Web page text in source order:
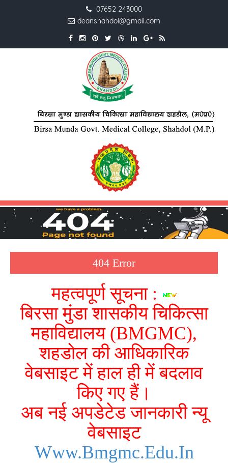
07652 243000
deanshahdol@gmail.com
404 Error
महत्वपूर्ण सूचना :
बिरसा मुंडा शासकीय चिकित्सा
महाविद्यालय (BMGMC),
शहडोल की आधिकारिक
वेबसाइट में हाल ही में बदलाव
किए गए हैं।
अब नई अपडेटेड जानकारी न्यू
वेबसाइट
Www.bmgmc.edu.in